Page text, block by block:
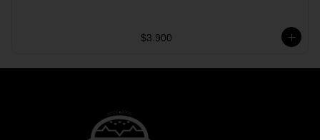
$3.900